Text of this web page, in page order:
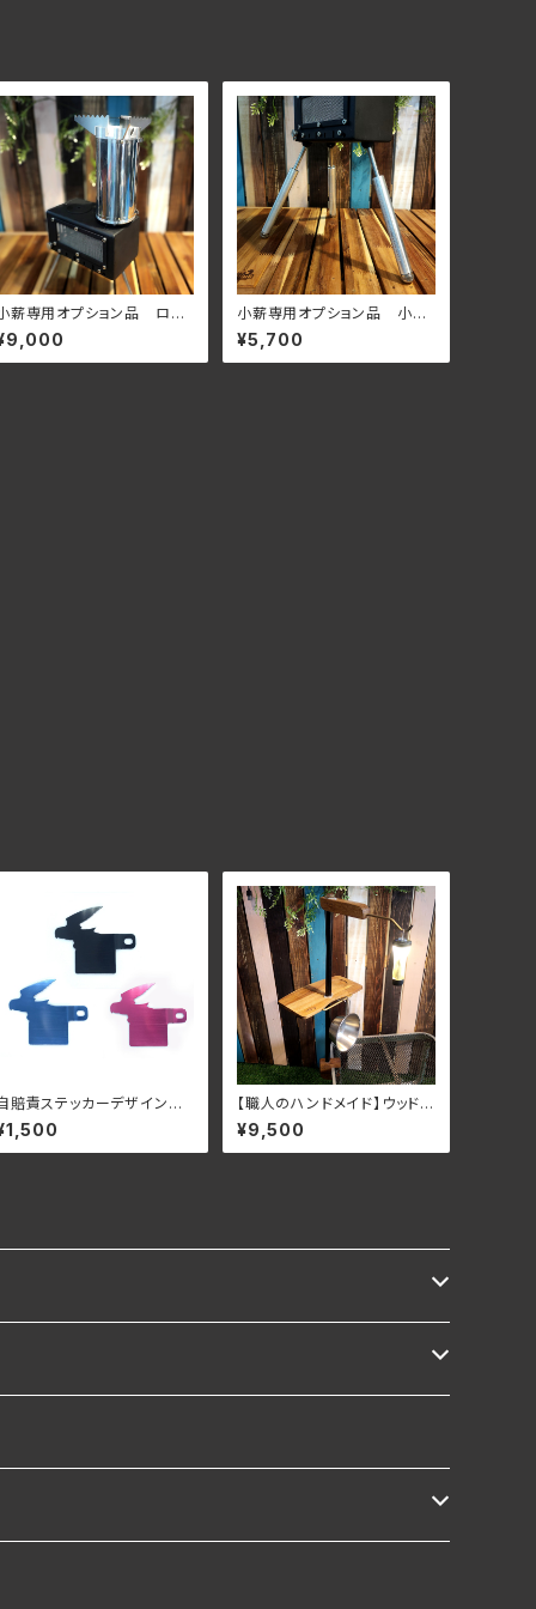
薪専用オプション品 ロケ
トストーブユニット
小薪専用オプション品 小薪
のくつした（3本入り）
¥5,700
賠責ステッカーデザインプ
ート ハヤブサ
【職人のハンドメイド】ウッドラ
ンタンスタンド＆ミニテーブル
¥9,500